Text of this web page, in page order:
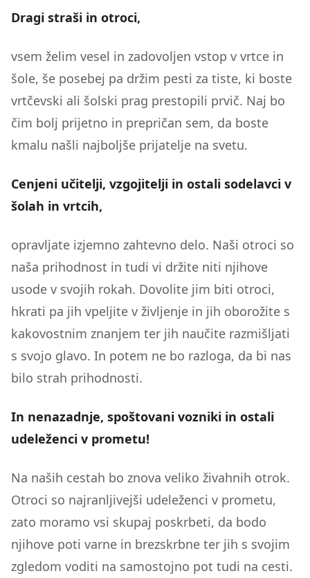
Dragi straši in otroci,
vsem želim vesel in zadovoljen vstop v vrtce in
šole, še posebej pa držim pesti za tiste, ki boste
vrtčevski ali šolski prag prestopili prvič. Naj bo
čim bolj prijetno in prepričan sem, da boste
kmalu našli najboljše prijatelje na svetu.
Cenjeni učitelji, vzgojitelji in ostali sodelavci v
šolah in vrtcih,
opravljate izjemno zahtevno delo. Naši otroci so
naša prihodnost in tudi vi držite niti njihove
usode v svojih rokah. Dovolite jim biti otroci,
hkrati pa jih vpeljite v življenje in jih oborožite s
kakovostnim znanjem ter jih naučite razmišljati
s svojo glavo. In potem ne bo razloga, da bi nas
bilo strah prihodnosti.
In nenazadnje, spoštovani vozniki in ostali
udeleženci v prometu!
Na naših cestah bo znova veliko živahnih otrok.
Otroci so najranljivejši udeleženci v prometu,
zato moramo vsi skupaj poskrbeti, da bodo
njihove poti varne in brezskrbne ter jih s svojim
zgledom voditi na samostojno pot tudi na cesti.